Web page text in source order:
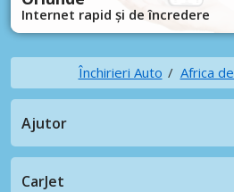
Internet rapid și de încredere
Închirieri Auto Africa
Ajutor
CarJet